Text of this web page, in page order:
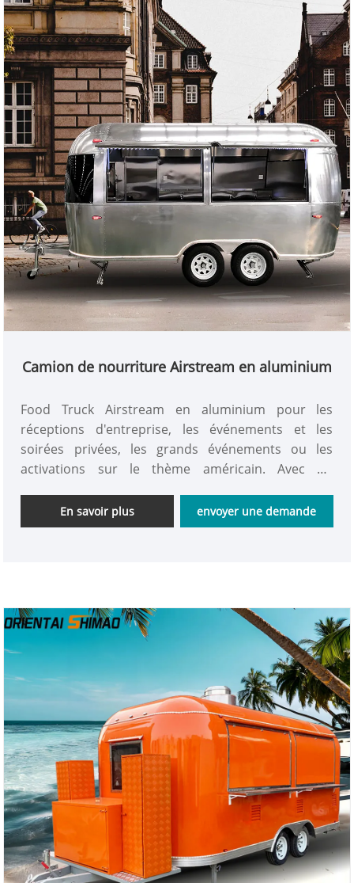
Camion de nourriture Airstream en aluminium
Food Truck Airstream en aluminium pour les
réceptions d'entreprise, les événements et les
soirées privées, les grands événements ou les
activations sur le thème américain. Avec un
assez grande pour plusieurs membres du
personnel Food Trailer de Timeless Travel Trailers
aéronautique, ce qui leur donne leur aspect robuste
emblématique et sont si légères. Oriental Shimao
est spécialisé dans les food trucks artisanaux. Le
Retro Aluminium est plus connu sous le nom de
style Airstream. Personnalisable à tous vos besoins.
Achetez une remorque de repas haut de
gamme, choisissez Qingdao Oriental Shimao.
En savoir plus envoyer une demande